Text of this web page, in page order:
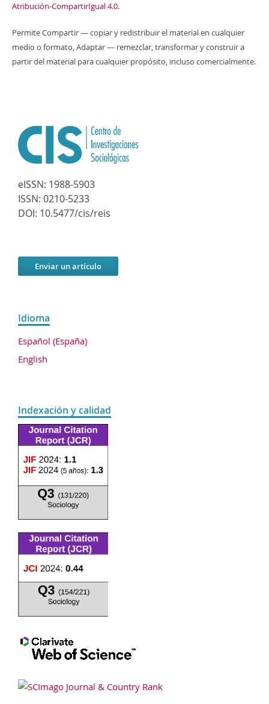
Atribución-CompartirIgual 4.0.
Permite Compartir — copiar y redistribuir el material en cualquier
medio o formato, Adaptar — remezclar, transformar y construir a
partir del material para cualquier propósito, incluso comercialmente.
eISSN: 1988-5903
ISSN: 0210-5233
DOI: 10.5477/cis/reis
Enviar un artículo
Idioma
Español (España)
English
Indexación y calidad